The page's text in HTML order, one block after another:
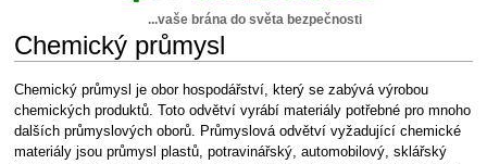
...vaše brána do světa bezpečnosti
Chemický průmysl
Skočit
na
navigaci
Skočit
na
vyhledávání
Chemický průmysl je obor hospodářství, který se zabývá výrobou
chemických produktů. Toto odvětví vyrábí materiály potřebné pro mnoho
dalších průmyslových oborů. Průmyslová odvětví vyžadující chemické
materiály jsou průmysl plastů, potravinářský, automobilový, sklářský